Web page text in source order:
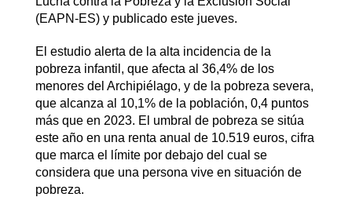
(EAPN-ES) y publicado este jueves.
El estudio alerta de la alta incidencia de la
pobreza infantil, que afecta al 36,4% de los
menores del Archipiélago, y de la pobreza severa,
que alcanza al 10,1% de la población, 0,4 puntos
más que en 2023. El umbral de pobreza se sitúa
este año en una renta anual de 10.519 euros, cifra
que marca el límite por debajo del cual se
considera que una persona vive en situación de
pobreza.